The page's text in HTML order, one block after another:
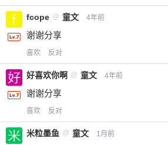
fcope @ 童文 4年前
谢谢分享
喜欢 反对
好喜欢你啊 @ 童文 4年前
谢谢分享
喜欢 反对
米粒墨鱼 @ 童文 1月前